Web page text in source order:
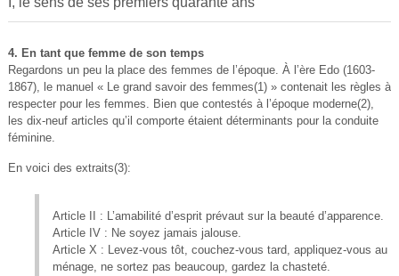
4. En tant que femme de son temps
Regardons un peu la place des femmes de l’époque. À l’ère Edo (1603-
1867), le manuel « Le grand savoir des femmes(1) » contenait les règles à
respecter pour les femmes. Bien que contestés à l’époque moderne(2),
les dix-neuf articles qu’il comporte étaient déterminants pour la conduite
féminine.
En voici des extraits(3):
Article II : L’amabilité d’esprit prévaut sur la beauté d’apparence.
Article IV : Ne soyez jamais jalouse.
Article X : Levez-vous tôt, couchez-vous tard, appliquez-vous au
ménage, ne sortez pas beaucoup, gardez la chasteté.